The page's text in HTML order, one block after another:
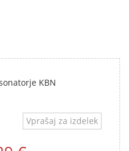
KBN
Vprašaj za izdelek